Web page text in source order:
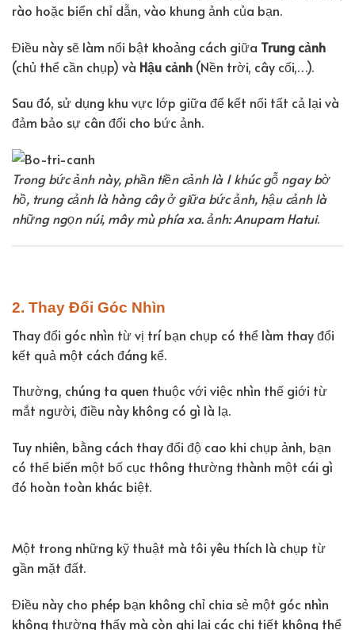
rào hoặc biển chỉ dẫn, vào khung ảnh của bạn.
Điều này sẽ làm nổi bật khoảng cách giữa Trung cảnh
(chủ thể cần chụp) và Hậu cảnh (Nền trời, cây cối,…).
Sau đó, sử dụng khu vực lớp giữa để kết nối tất cả lại và
đảm bảo sự cân đối cho bức ảnh.
Trong bức ảnh này, phần tiền cảnh là 1 khúc gỗ ngay bờ
hồ, trung cảnh là hàng cây ở giữa bức ảnh, hậu cảnh là
những ngọn núi, mây mù phía xa. ảnh: Anupam Hatui.
2. Thay Đổi Góc Nhìn
Thay đổi góc nhìn từ vị trí bạn chụp có thể làm thay đổi
kết quả một cách đáng kể.
Thường, chúng ta quen thuộc với việc nhìn thế giới từ
mắt người, điều này không có gì là lạ.
Tuy nhiên, bằng cách thay đổi độ cao khi chụp ảnh, bạn
có thể biến một bố cục thông thường thành một cái gì
đó hoàn toàn khác biệt.
Một trong những kỹ thuật mà tôi yêu thích là chụp từ
gần mặt đất.
Điều này cho phép bạn không chỉ chia sẻ một góc nhìn
không thường thấy mà còn ghi lại các chi tiết không thể